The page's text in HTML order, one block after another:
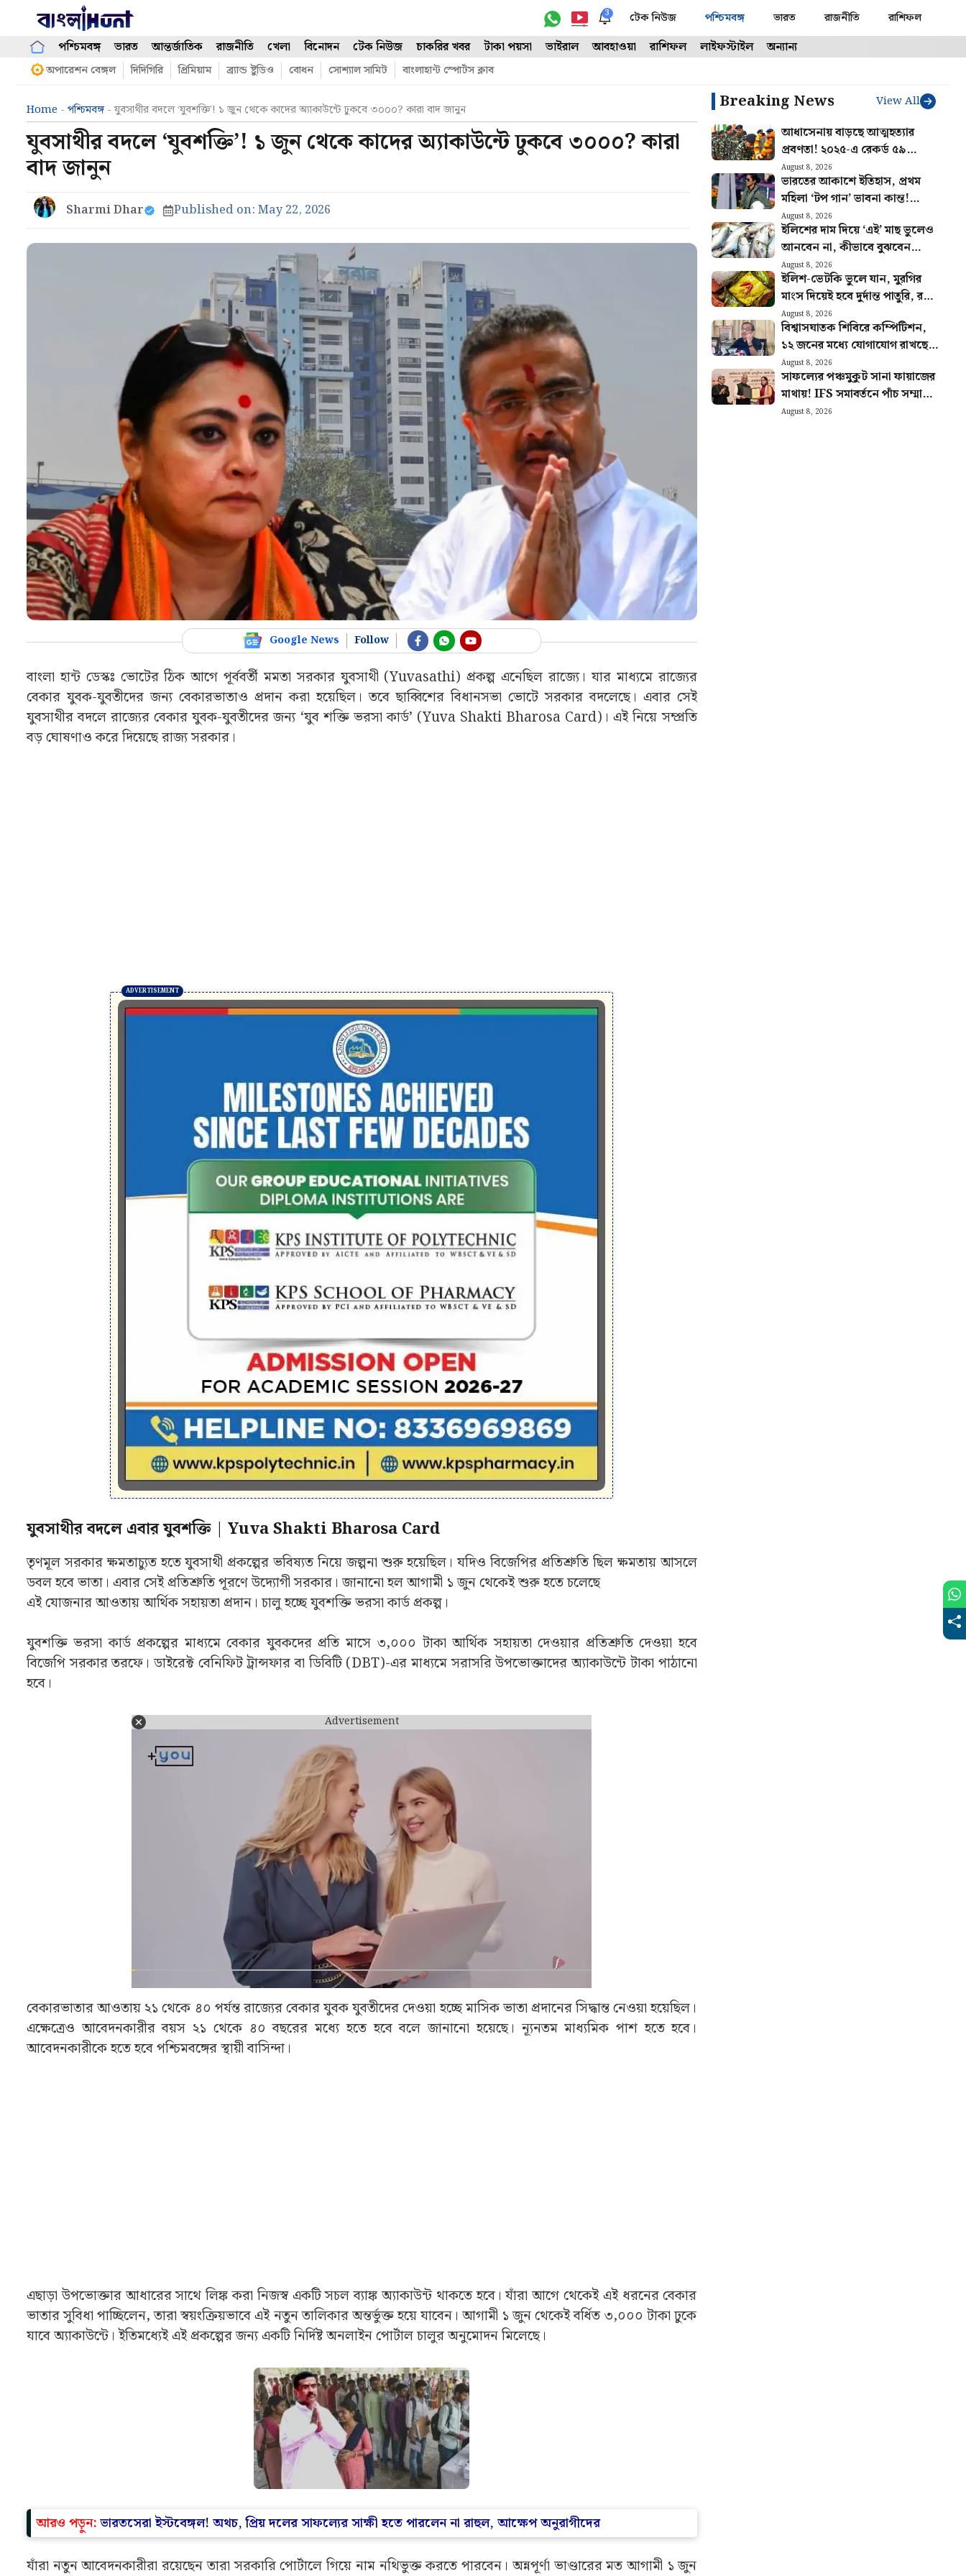
content
3 টেক নিউজ পশ্চিমবঙ্গ ভারত রাজনীতি রাশিফল
পশ্চিমবঙ্গ ভারত আন্তর্জাতিক রাজনীতি খেলা বিনোদন টেক নিউজ চাকরির খবর টাকা পয়সা ভাইরাল আবহাওয়া রাশিফল লাইফস্টাইল অন্যান্য
অপারেশন বেঙ্গল দিদিগিরি প্রিমিয়াম ব্র্যান্ড ষ্টুডিও বোধন সোশ্যাল সামিট বাংলাহান্ট স্পোর্টস ক্লাব
Home - পশ্চিমবঙ্গ-যুবসাথীর বদলে ‘যুবশক্তি’! ১ জুন থেকে কাদের অ্যাকাউন্টে ঢুকবে ৩০০০? কারা বাদ জানুন
যুবসাথীর বদলে ‘যুবশক্তি’! ১ জুন থেকে কাদের অ্যাকাউন্টে ঢুকবে ৩০০০? কারা
বাদ জানুন
Sharmi Dhar Published on: May 22, 2026
Google News Follow
বাংলা হান্ট ডেস্কঃ ভোটের ঠিক আগে পূর্ববর্তী মমতা সরকার যুবসাথী (Yuvasathi) প্রকল্প এনেছিল রাজ্যে। যার মাধ্যমে রাজ্যের
বেকার যুবক-যুবতীদের জন্য বেকারভাতাও প্রদান করা হয়েছিল। তবে ছাব্বিশের বিধানসভা ভোটে সরকার বদলেছে। এবার সেই
যুবসাথীর বদলে রাজ্যের বেকার যুবক-যুবতীদের জন্য ‘যুব শক্তি ভরসা কার্ড’ (Yuva Shakti Bharosa Card)। এই নিয়ে সম্প্রতি
বড় ঘোষণাও করে দিয়েছে রাজ্য সরকার।
যুবসাথীর বদলে এবার যুবশক্তি | Yuva Shakti Bharosa Card
তৃণমূল সরকার ক্ষমতাচ্যুত হতে যুবসাথী প্রকল্পের ভবিষ্যত নিয়ে জল্পনা শুরু হয়েছিল। যদিও বিজেপির প্রতিশ্রুতি ছিল ক্ষমতায় আসলে
ডবল হবে ভাতা। এবার সেই প্রতিশ্রুতি পূরণে উদ্যোগী সরকার। জানানো হল আগামী ১ জুন থেকেই শুরু হতে চলেছে
এই যোজনার আওতায় আর্থিক সহায়তা প্রদান। চালু হচ্ছে যুবশক্তি ভরসা কার্ড প্রকল্প।
যুবশক্তি ভরসা কার্ড প্রকল্পের মাধ্যমে বেকার যুবকদের প্রতি মাসে ৩,০০০ টাকা আর্থিক সহায়তা দেওয়ার প্রতিশ্রুতি দেওয়া হবে
বিজেপি সরকার তরফে। ডাইরেক্ট বেনিফিট ট্রান্সফার বা ডিবিটি (DBT)-এর মাধ্যমে সরাসরি উপভোক্তাদের অ্যাকাউন্টে টাকা পাঠানো
Advertisement
এছাড়া উপভোক্তার আধারের সাথে লিঙ্ক করা নিজস্ব একটি সচল ব্যাঙ্ক অ্যাকাউন্ট থাকতে হবে। যাঁরা আগে থেকেই এই ধরনের বেকার
ভাতার সুবিধা পাচ্ছিলেন, তারা স্বয়ংক্রিয়ভাবে এই নতুন তালিকার অন্তর্ভুক্ত হয়ে যাবেন। আগামী ১ জুন থেকেই বর্ধিত ৩,০০০ টাকা ঢুকে
যাবে অ্যাকাউন্টে। ইতিমধ্যেই এই প্রকল্পের জন্য একটি নির্দিষ্ট অনলাইন পোর্টাল চালুর অনুমোদন মিলেছে।
Breaking News View All
আধাসেনায় বাড়ছে আত্মহত্যার
প্রবণতা! ২০২৫-এ রেকর্ড ৫৯
CRPF জওয়ানের মৃত্যু, প্রকাশ্যে
রিপোর্ট
August 8, 2026
ভারতের আকাশে ইতিহাস, প্রথম
মহিলা ‘টপ গান’ ভাবনা কান্ত!
যুদ্ধকৌশলে নতুন মাইলফলক
বায়ুসেনার
August 8, 2026
ইলিশের দাম দিয়ে ‘এই’ মাছ ভুলেও
আনবেন না, কীভাবে বুঝবেন
ফারাক?
August 8, 2026
ইলিশ-ভেটকি ভুলে যান, মুরগির
মাংস দিয়েই হবে দুর্দান্ত পাতুরি, রইল
রেসিপি
August 8, 2026
বিশ্বাসঘাতক শিবিরে কম্পিটিশন,
১২ জনের মধ্যে যোগাযোগ রাখছে ৭
জন, বিস্ফোরক দাবি কুণালের
August 8, 2026
সাফল্যের পঞ্চমুকুট সানা ফায়াজের
মাথায়! IFS সমাবর্তনে পাঁচ সম্মানে
ভূষিত কাশ্মীরি কন্যা
August 8, 2026